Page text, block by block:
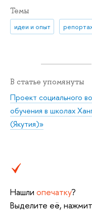
Темы
идеи и опыт
В статье упомянуты
Проект социального
обучения в школах
(Якутия)»
Нашли опечатку?
Выделите её,